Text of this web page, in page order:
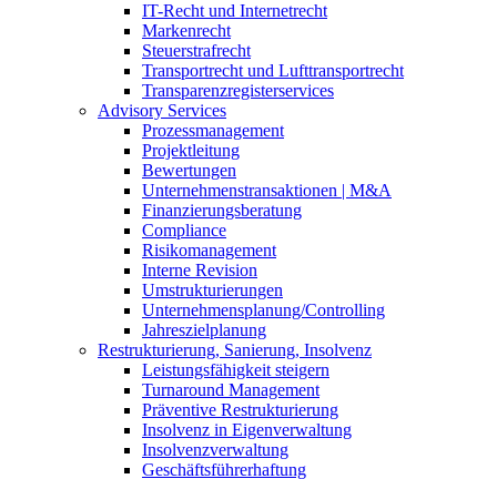
IT-Recht und Internetrecht
Markenrecht
Steuerstrafrecht
Transportrecht und Lufttransportrecht
Transparenzregisterservices
Advisory Services
Prozessmanagement
Projektleitung
Bewertungen
Unternehmenstransaktionen | M&A
Finanzierungsberatung
Compliance
Risikomanagement
Interne Revision
Umstrukturierungen
Unternehmensplanung/Controlling
Jahreszielplanung
Restrukturierung, Sanierung, Insolvenz
Leistungsfähigkeit steigern
Turnaround Management
Präventive Restrukturierung
Insolvenz in Eigenverwaltung
Insolvenzverwaltung
Geschäftsführerhaftung